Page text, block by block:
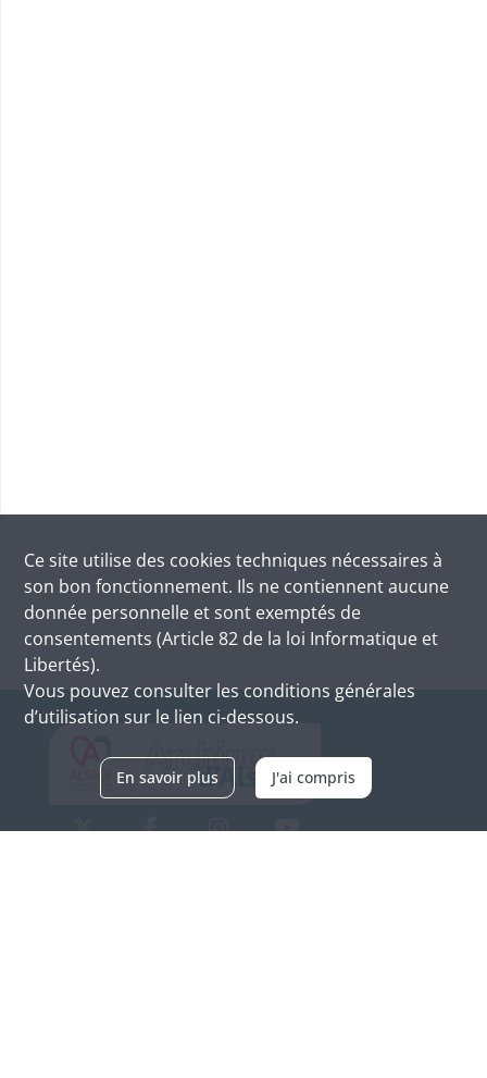
Ce site utilise des cookies techniques nécessaires à
son bon fonctionnement. Ils ne contiennent aucune
donnée personnelle et sont exemptés de
consentements (Article 82 de la loi Informatique et
Libertés).
Vous pouvez consulter les conditions générales
d’utilisation sur le lien ci-dessous.
En savoir plus J'ai compris